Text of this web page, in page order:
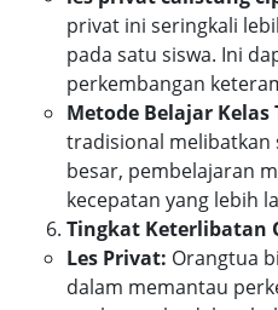
privat ini seringkali
pada satu siswa. Ini
perkembangan
Metode Belajar
tradisional melibatkan
besar, pembelajaran
kecepatan yang lebih
Tingkat Keterlibatan
Les Privat: Orangtua
dalam memantau